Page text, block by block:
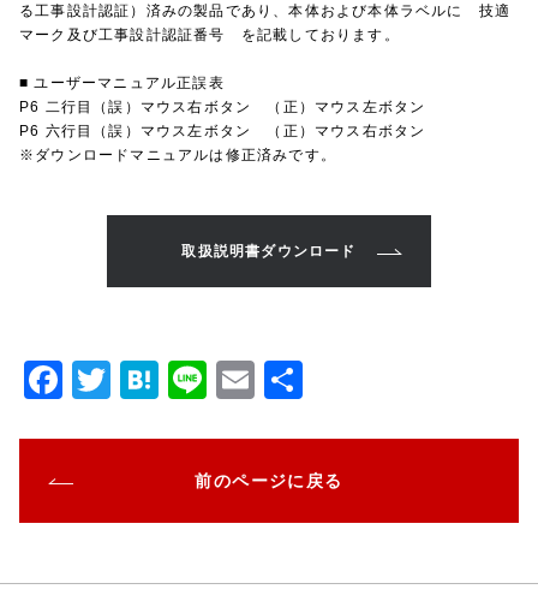
る工事設計認証）済みの製品であり、本体および本体ラベルに 技適
マーク及び工事設計認証番号 を記載しております。
■ ユーザーマニュアル正誤表
P6 二行目（誤）マウス右ボタン （正）マウス左ボタン
P6 六行目（誤）マウス左ボタン （正）マウス右ボタン
※ダウンロードマニュアルは修正済みです。
取扱説明書ダウンロード
F
e
b
o
T
r
H
a
Li
E
l
前のページに戻る